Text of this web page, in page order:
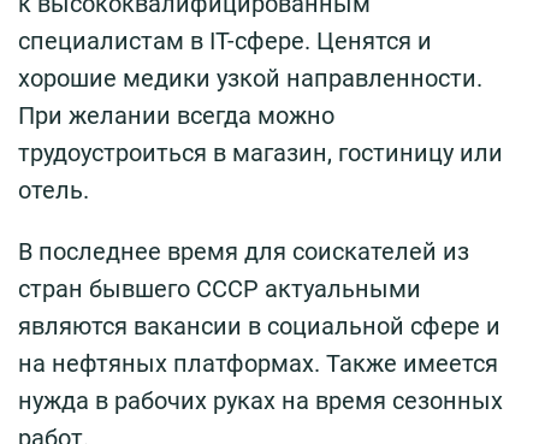
специалистам в IT-сфере. Ценятся и
хорошие медики узкой направленности.
При желании всегда можно
трудоустроиться в магазин, гостиницу или
отель.
В последнее время для соискателей из
стран бывшего СССР актуальными
являются вакансии в социальной сфере и
на нефтяных платформах. Также имеется
нужда в рабочих руках на время сезонных
работ.